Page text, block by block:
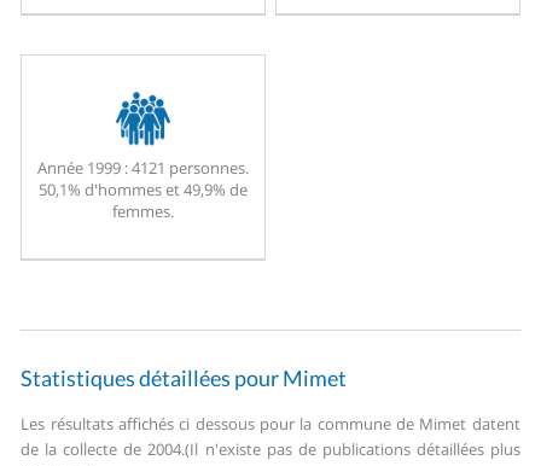
Année 1999 :4121 personnes.
50,1% d'hommes et 49,9% de
femmes.
Statistiques détaillées pour Mimet
Les résultats affichés ci dessous pour la commune de Mimet datent
de la collecte de 2004.(Il n'existe pas de publications détaillées plus